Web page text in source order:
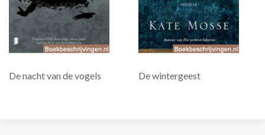
De nacht van de vogels De wintergeest